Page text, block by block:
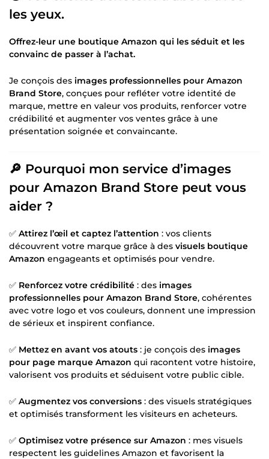
les yeux.
Offrez-leur une boutique Amazon qui les séduit et les
convainc de passer à l’achat.
Je conçois des images professionnelles pour Amazon
Brand Store, conçues pour refléter votre identité de
marque, mettre en valeur vos produits, renforcer votre
crédibilité et augmenter vos ventes grâce à une
présentation soignée et convaincante.
🔎 Pourquoi mon service d’images
pour Amazon Brand Store peut vous
aider ?
✅ Attirez l’œil et captez l’attention : vos clients
découvrent votre marque grâce à des visuels boutique
Amazon engageants et optimisés pour vendre.
✅ Renforcez votre crédibilité : des images
professionnelles pour Amazon Brand Store, cohérentes
avec votre logo et vos couleurs, donnent une impression
de sérieux et inspirent confiance.
✅ Mettez en avant vos atouts : je conçois des images
pour page marque Amazon qui racontent votre histoire,
valorisent vos produits et séduisent votre public cible.
✅ Augmentez vos conversions : des visuels stratégiques
et optimisés transforment les visiteurs en acheteurs.
✅ Optimisez votre présence sur Amazon : mes visuels
respectent les guidelines Amazon et favorisent la